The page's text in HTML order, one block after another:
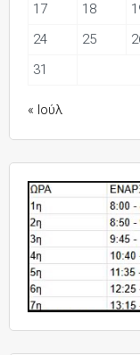
17
18
24
25
31
« Ιούλ